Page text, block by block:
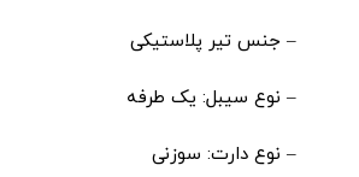
– جنس تیر پلاستیکی
– نوع سیبل: یک طرفه
– نوع دارت: سوزنی